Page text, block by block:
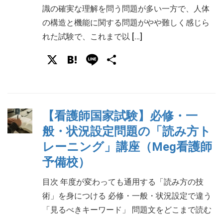
識の確実な理解を問う問題が多い一方で、人体
の構造と機能に関する問題がやや難しく感じら
れた試験で、これまで以 […]
X Hatena
Line
【看護師国家試験】必修・一
般・状況設定問題の「読み方ト
レーニング」講座（Meg看護師
予備校）
目次 年度が変わっても通用する「読み方の技
術」を身につける 必修・一般・状況設定で違う
「見るべきキーワード」 問題文をどこまで読む